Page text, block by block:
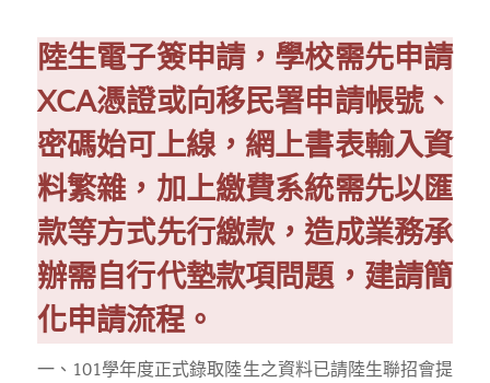
陸生電子簽申請，學校需先申請
XCA憑證或向移民署申請帳號、
密碼始可上線，網上書表輸入資
料繁雜，加上繳費系統需先以匯
款等方式先行繳款，造成業務承
辦需自行代墊款項問題，建請簡
化申請流程。
一、101學年度正式錄取陸生之資料已請陸生聯招會提